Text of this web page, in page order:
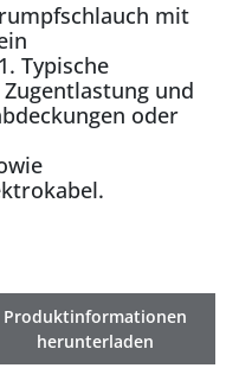
mit
Typische
und
oder
Produktinformationen
herunterladen